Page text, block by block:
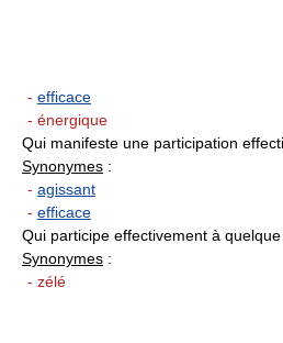
- efficace
- énergique
Qui manifeste une participation
Synonymes :
- agissant
- efficace
Qui participe effectivement à
Synonymes :
- zélé